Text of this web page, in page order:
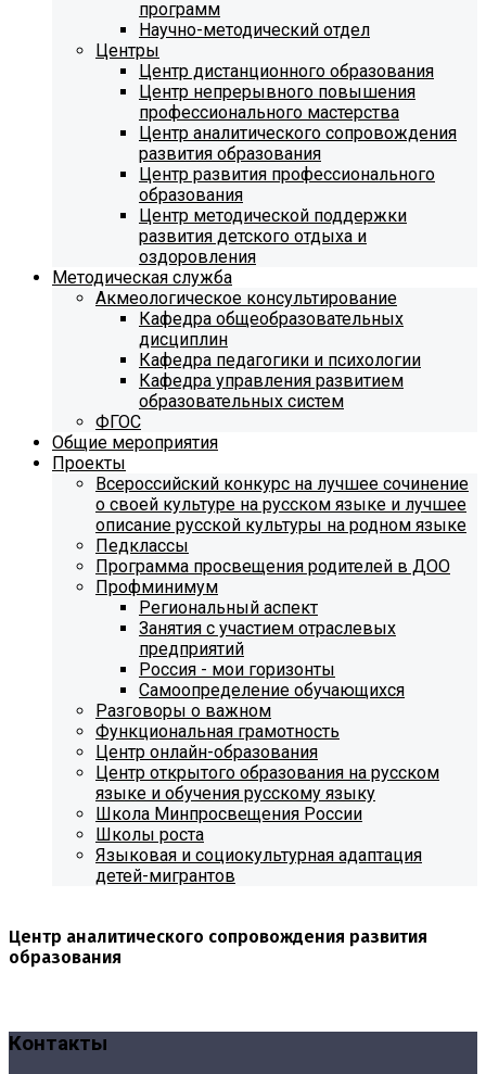
программ
Научно-методический отдел
Центры
Центр дистанционного образования
Центр непрерывного повышения
профессионального мастерства
Центр аналитического сопровождения
развития образования
Центр развития профессионального
образования
Центр методической поддержки
развития детского отдыха и
оздоровления
Методическая служба
Акмеологическое консультирование
Кафедра общеобразовательных
дисциплин
Кафедра педагогики и психологии
Кафедра управления развитием
образовательных систем
ФГОС
Общие мероприятия
Проекты
Всероссийский конкурс на лучшее сочинение
о своей культуре на русском языке и лучшее
описание русской культуры на родном языке
Педклассы
Программа просвещения родителей в ДОО
Профминимум
Региональный аспект
Занятия с участием отраслевых
предприятий
Россия - мои горизонты
Самоопределение обучающихся
Разговоры о важном
Функциональная грамотность
Центр онлайн-образования
Центр открытого образования на русском
языке и обучения русскому языку
Школа Минпросвещения России
Школы роста
Языковая и социокультурная адаптация
детей-мигрантов
Центр аналитического сопровождения развития
образования
Контакты